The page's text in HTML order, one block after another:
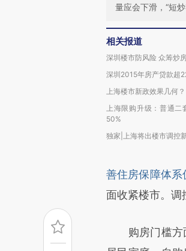
量应会下滑，“短
相关报道
深圳楼市防风险 众筹炒
深圳2015年房产贷款超
上海楼市新政效果几何
上海限购升级：普通二
50%
独家|上海将出楼市调控
善住房保障体
面收紧楼市。调
购房门槛方面